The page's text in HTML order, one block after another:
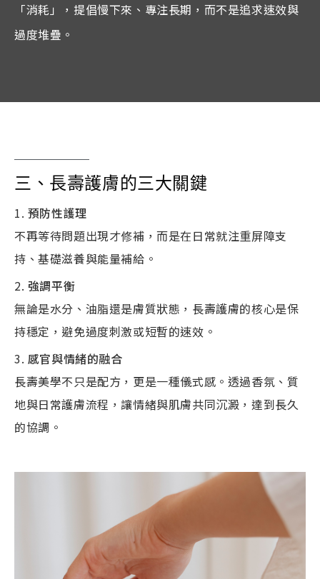
「消耗」，提倡慢下來、專注長期，而不是追求速效與
過度堆疊。
三、長壽護膚的三大關鍵
預防性護理
不再等待問題出現才修補，而是在日常就注重屏障支
持、基礎滋養與能量補給。
強調平衡
無論是水分、油脂還是膚質狀態，長壽護膚的核心是保
持穩定，避免過度刺激或短暫的速效。
感官與情緒的融合
長壽美學不只是配方，更是一種儀式感。透過香氛、質
地與日常護膚流程，讓情緒與肌膚共同沉澱，達到長久
的協調。